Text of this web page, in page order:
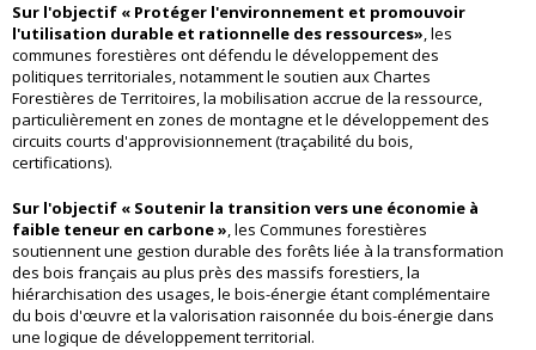
Sur l'objectif « Protéger l'environnement et promouvoir
l'utilisation durable et rationnelle des ressources», les
communes forestières ont défendu le développement des
politiques territoriales, notamment le soutien aux Chartes
Forestières de Territoires, la mobilisation accrue de la ressource,
particulièrement en zones de montagne et le développement des
circuits courts d'approvisionnement (traçabilité du bois,
certifications).
Sur l'objectif « Soutenir la transition vers une économie à
faible teneur en carbone », les Communes forestières
soutiennent une gestion durable des forêts liée à la transformation
des bois français au plus près des massifs forestiers, la
hiérarchisation des usages, le bois-énergie étant complémentaire
du bois d'œuvre et la valorisation raisonnée du bois-énergie dans
une logique de développement territorial.